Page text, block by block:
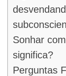
Sonhar
significa?
Perguntas